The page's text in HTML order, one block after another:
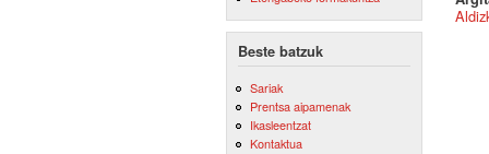
Beste batzuk
Sariak
Prentsa aipamenak
Ikasleentzat
Kontaktua